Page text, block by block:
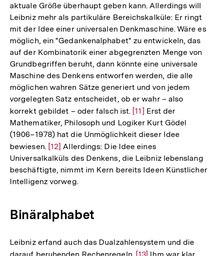
aktuale Größe überhaupt geben kann. Allerdings will
Leibniz mehr als partikuläre Bereichskalküle: Er ringt
mit der Idee einer universalen Denkmaschine. Wäre es
möglich, ein "Gedankenalphabet" zu entwickeln, das
auf der Kombinatorik einer abgegrenzten Menge von
Grundbegriffen beruht, dann könnte eine universale
Maschine des Denkens entworfen werden, die alle
möglichen wahren Sätze generiert und von jedem
vorgelegten Satz entscheidet, ob er wahr – also
korrekt gebildet – oder falsch ist. Zur
Auflösung
der
Fußnote
[11] Erst der
Mathematiker, Philosoph und Logiker Kurt Gödel
(1906–1978) hat die Unmöglichkeit dieser Idee
bewiesen. Zur
Auflösung
der
Fußnote
[12] Allerdings: Die Idee eines
Universalkalküls des Denkens, die Leibniz lebenslang
beschäftigte, nimmt im Kern bereits Ideen Künstlicher
Intelligenz vorweg.
Binäralphabet
Leibniz erfand auch das Dualzahlensystem und die
darauf beruhenden Rechenregeln. Zur
[13] Ihm war klar,